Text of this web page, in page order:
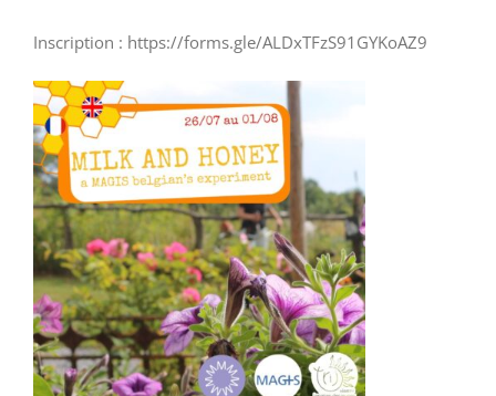
Inscription : https://forms.gle/ALDxTFzS91GYKoAZ9